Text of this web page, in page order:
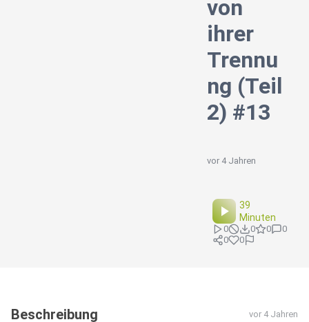
von
ihrer
Trennu
ng (Teil
2) #13
vor 4 Jahren
39
Minuten
0 0 0
0
0
0
Beschreibung vor 4 Jahren